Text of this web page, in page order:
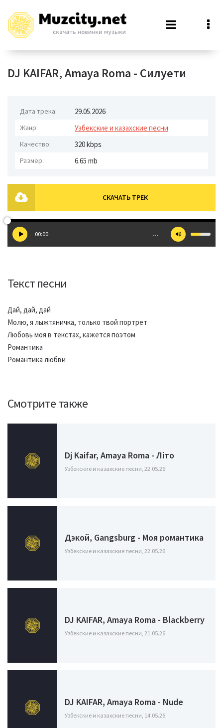
DJ KAIFAR, Amaya Roma - Силуети
Дата трека: 29.05.2026
Жанр: Узбекские и казахские песни
Качество: 320 kbps
Размер: 6.65 mb
СКАЧАТЬ ТРЕК
00:00 …
Текст песни
Дай, дай, дай
Молю, я лыжтяничка, только твой портрет
Любовь моя в текстах, кажется поэтом
Романтика
Романтика любви
Смотрите также
Dj Kaifar, Amaya Roma - Літо
Узбекские и казахские песни, 22.05.26
Дэкой, Gangsburg - Моя романтика
Узбекские и казахские песни, 22.05.26
DJ KAIFAR, Amaya Roma - Blackberry
Узбекские и казахские песни, 21.05.26
DJ KAIFAR, Amaya Roma - Nude
Узбекские и казахские песни, 14.05.26